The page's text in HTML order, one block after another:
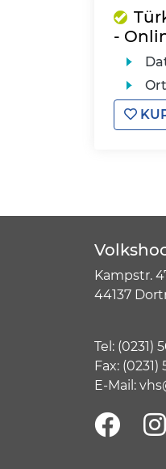
-
Kampstr.
44137
Tel: (0231)
Fax: (0231)
E-Mail: